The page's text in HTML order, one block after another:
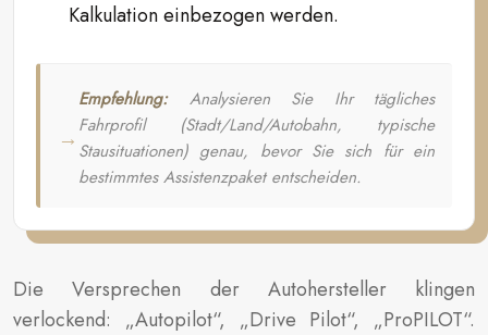
Kalkulation einbezogen werden.
Empfehlung:Analysieren Sie Ihr tägliches
Fahrprofil (Stadt/Land/Autobahn, typische
Stausituationen) genau, bevor Sie sich für ein
bestimmtes Assistenzpaket entscheiden.
Die Versprechen der Autohersteller klingen
verlockend: „Autopilot“, „Drive Pilot“, „ProPILOT“.